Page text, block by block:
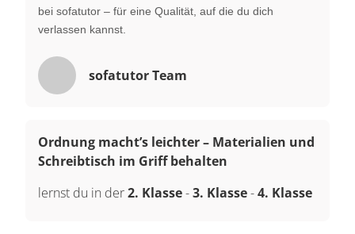
bei sofatutor – für eine Qualität, auf die du dich
verlassen kannst.
sofatutor Team
Ordnung macht’s leichter – Materialien und
Schreibtisch im Griff behalten
lernst du in der2. Klasse-3. Klasse-4. Klasse